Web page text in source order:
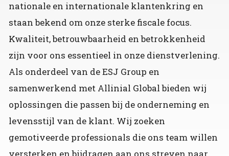
nationale en internationale klantenkring en
staan bekend om onze sterke fiscale focus.
Kwaliteit, betrouwbaarheid en betrokkenheid
zijn voor ons essentieel in onze dienstverlening.
Als onderdeel van de ESJ Group en
samenwerkend met Allinial Global bieden wij
oplossingen die passen bij de onderneming en
levensstijl van de klant. Wij zoeken
gemotiveerde professionals die ons team willen